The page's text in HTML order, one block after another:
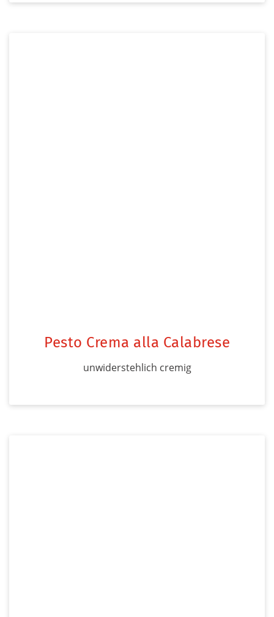
Pesto Crema alla Calabrese
unwiderstehlich cremig